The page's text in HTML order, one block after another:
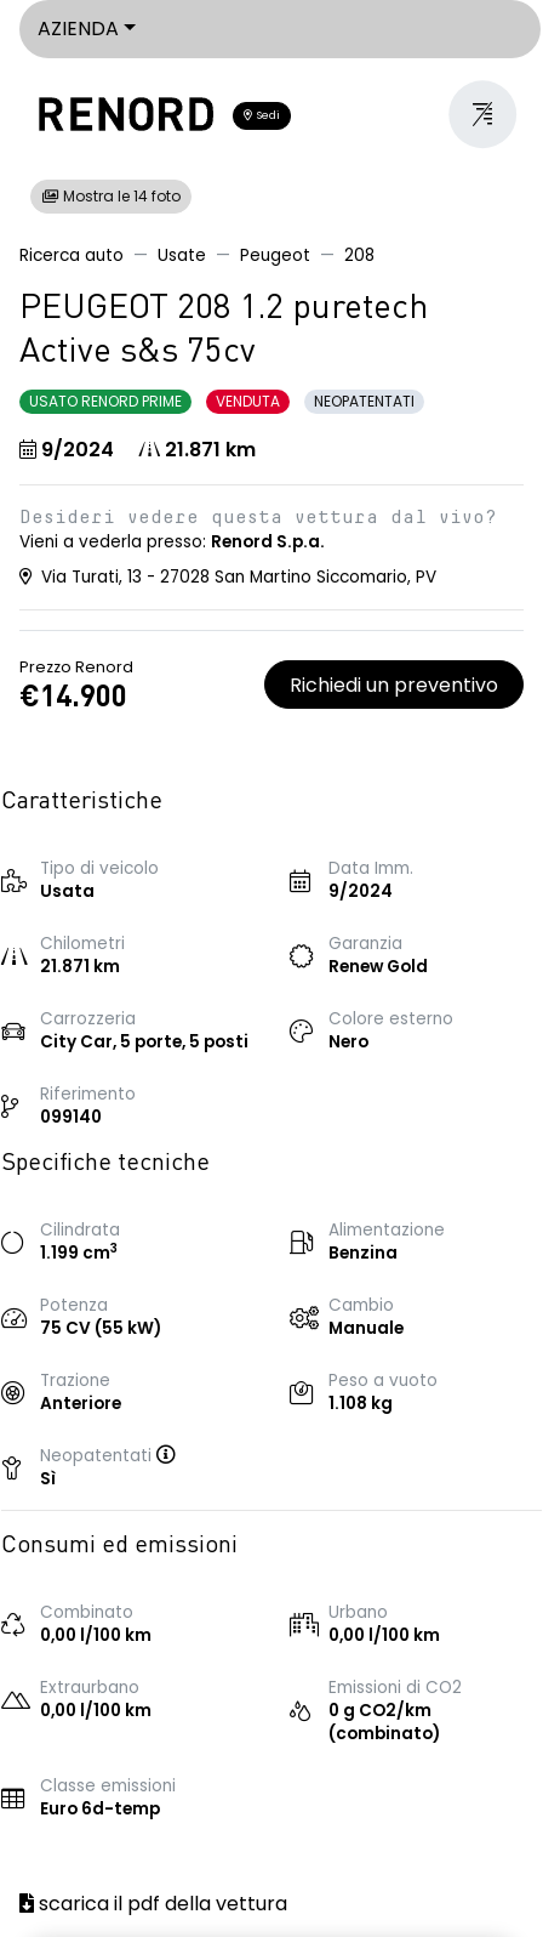
AZIENDA
Sedi
Mostra le 14 foto
Ricerca auto Usate Peugeot 208
PEUGEOT 208 1.2 puretech
Active s&s 75cv
USATO RENORD PRIME VENDUTA NEOPATENTATI
9/2024 21.871 km
Desideri vedere questa vettura dal vivo?
Vieni a vederla presso: Renord S.p.a.
Via Turati, 13 - 27028 San Martino Siccomario, PV
Prezzo Renord
€14.900 Richiedi un preventivo
Caratteristiche
Tipo di veicolo
Usata
Data Imm.
9/2024
Chilometri
21.871 km
Garanzia
Renew Gold
Carrozzeria
City Car, 5 porte, 5 posti
Colore esterno
Nero
Riferimento
099140
Specifiche tecniche
Cilindrata
1.199 cm3
Alimentazione
Benzina
Potenza
75 CV (55 kW)
Cambio
Manuale
Trazione
Anteriore
Peso a vuoto
1.108 kg
Neopatentati
Sì
Consumi ed emissioni
Combinato
0,00 l/100 km
Urbano
0,00 l/100 km
Extraurbano
0,00 l/100 km
Emissioni di CO2
0 g CO2/km
(combinato)
Classe emissioni
Euro 6d-temp
scarica il pdf della vettura